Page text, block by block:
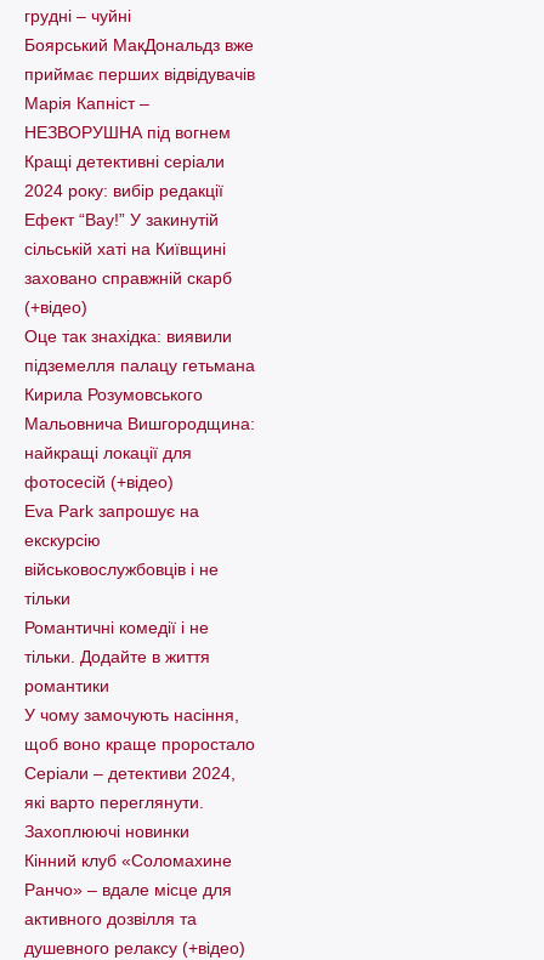
грудні – чуйні
Боярський МакДональдз вже
приймає перших відвідувачів
Марія Капніст –
НЕЗВОРУШНА під вогнем
Кращі детективні серіали
2024 року: вибір редакції
Ефект “Вау!” У закинутій
сільській хаті на Київщині
заховано справжній скарб
(+відео)
Оце так знахідка: виявили
підземелля палацу гетьмана
Кирила Розумовського
Мальовнича Вишгородщина:
найкращі локації для
фотосесій (+відео)
Eva Park запрошує на
екскурсію
військовослужбовців і не
тільки
Романтичні комедії і не
тільки. Додайте в життя
романтики
У чому замочують насіння,
щоб воно краще проростало
Серіали – детективи 2024,
які варто пеpеглянути.
Захоплюючі новинки
Кінний клуб «Соломахине
Ранчо» – вдале місце для
активного дозвілля та
душевного релаксу (+відео)